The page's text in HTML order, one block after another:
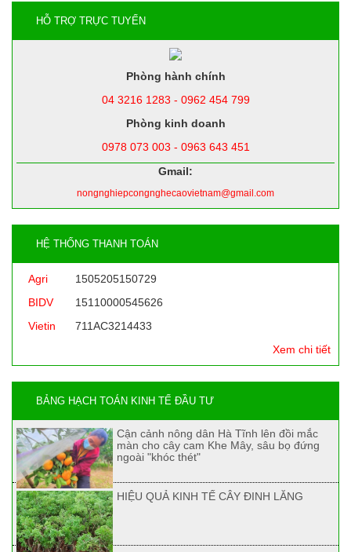
HỖ TRỢ TRỰC TUYẾN
Phòng hành chính
04 3216 1283 - 0962 454 799
Phòng kinh doanh
0978 073 003 - 0963 643 451
Gmail:
nongnghiepcongnghecaovietnam@gmail.com
HỆ THỐNG THANH TOÁN
Agri
1505205150729
BIDV
15110000545626
Vietin
711AC3214433
Xem chi tiết
BẢNG HẠCH TOÁN KINH TẾ ĐẦU TƯ
Cận cảnh nông dân Hà Tĩnh lên đồi mắc
màn cho cây cam Khe Mây, sâu bọ đứng
ngoài "khóc thét"
HIỆU QUẢ KINH TẾ CÂY ĐINH LĂNG